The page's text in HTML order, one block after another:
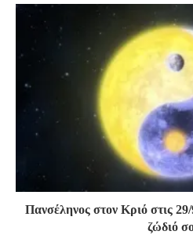
Πανσέληνος στον Κριό στις
ζώδιό